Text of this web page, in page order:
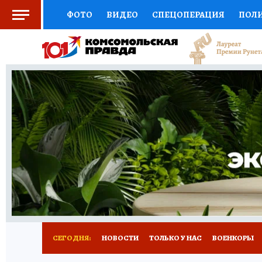
ФОТО ВИДЕО СПЕЦОПЕРАЦИЯ
СОЦПОДДЕРЖКА НАУКА СПОРТ
ВЫБОР ЭКСПЕРТОВ ДОКТОР
КНИЖНАЯ ПОЛКА ПРОГНОЗЫ НА СПОРТ
ПРЕСС-ЦЕНТР НЕДВИЖИМОСТЬ
РАДИО КП РЕКЛАМА ТЕСТЫ НОВОЕ
СЕГОДНЯ: НОВОСТИ ТОЛЬКО У НАС ВОЕНКОРЫ